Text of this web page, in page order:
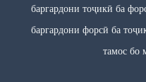
баргардони тоҷикӣ ба
баргардони форсӣ ба
тамос бо